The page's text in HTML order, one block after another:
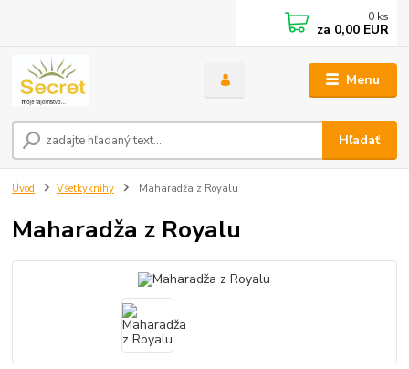
Menu
Hľadať
0 ks
za 0,00 EUR
Úvod Všetkyknihy Maharadža z Royalu
Maharadža z Royalu